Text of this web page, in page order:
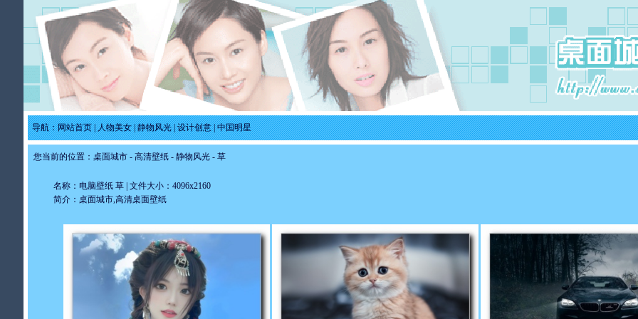
导航：网站首页|人物美女|静物风光|设计创意|中国明星
您当前的位置： 桌面城市 - 高清壁纸 - 静物风光 - 草
名称：电脑壁纸 草 | 文件大小：4096x2160
简介：桌面城市,高清桌面壁纸